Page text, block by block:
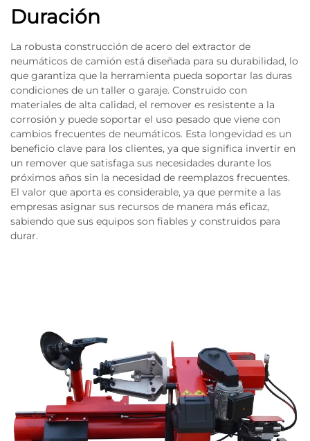
Duración
La robusta construcción de acero del extractor de
neumáticos de camión está diseñada para su durabilidad, lo
que garantiza que la herramienta pueda soportar las duras
condiciones de un taller o garaje. Construido con
materiales de alta calidad, el remover es resistente a la
corrosión y puede soportar el uso pesado que viene con
cambios frecuentes de neumáticos. Esta longevidad es un
beneficio clave para los clientes, ya que significa invertir en
un remover que satisfaga sus necesidades durante los
próximos años sin la necesidad de reemplazos frecuentes.
El valor que aporta es considerable, ya que permite a las
empresas asignar sus recursos de manera más eficaz,
sabiendo que sus equipos son fiables y construidos para
durar.